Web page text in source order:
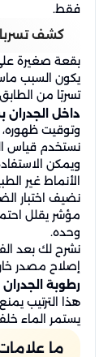
فقط.
كشف
بقعة صغيرة
يكون السبب
تسربًا من
داخل الجدران
وتوقيت
نستخدم قياس
ويمكن
الأنماط غير
نضيف اختبار
مؤشر يقلل
وحده.
نشرح لك بعد
إصلاح مصدر
رطوبة
هذا الترتيب
يستمر الماء
ما